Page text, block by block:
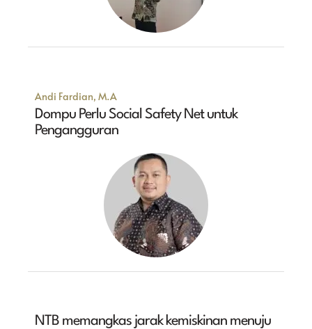
Andi Fardian, M.A
Dompu Perlu Social Safety Net untuk
Pengangguran
NTB memangkas jarak kemiskinan menuju